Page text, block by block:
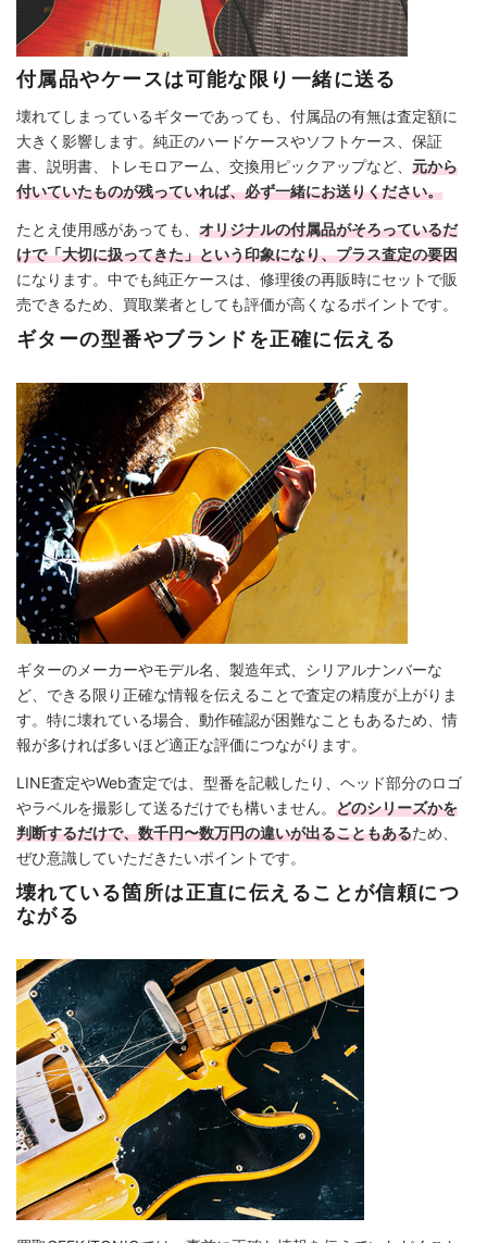
付属品やケースは可能な限り一緒に送る
壊れてしまっているギターであっても、付属品の有無は査定額に
大きく影響します。純正のハードケースやソフトケース、保証
書、説明書、トレモロアーム、交換用ピックアップなど、 元から
付いていたものが残っていれば、必ず一緒にお送りください。
たとえ使用感があっても、 オリジナルの付属品がそろっているだ
けで「大切に扱ってきた」という印象になり、プラス査定の要因
になります。中でも純正ケースは、修理後の再販時にセットで販
売できるため、買取業者としても評価が高くなるポイントです。
ギターの型番やブランドを正確に伝える
ギターのメーカーやモデル名、製造年式、シリアルナンバーな
ど、できる限り正確な情報を伝えることで査定の精度が上がりま
す。特に壊れている場合、動作確認が困難なこともあるため、情
報が多ければ多いほど適正な評価につながります。
LINE査定やWeb査定では、型番を記載したり、ヘッド部分のロゴ
やラベルを撮影して送るだけでも構いません。 どのシリーズかを
判断するだけで、数千円〜数万円の違いが出ることもあるため、
ぜひ意識していただきたいポイントです。
壊れている箇所は正直に伝えることが信頼につ
ながる